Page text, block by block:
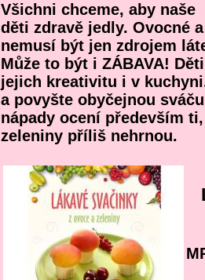
Všichni chceme, aby naše
děti zdravě jedly. Ovocné
nemusí být jen zdrojem
Může to být i ZÁBAVA!
jejich kreativitu i v
a povyšte obyčejnou
nápady ocení především
zeleniny příliš nehrnou.